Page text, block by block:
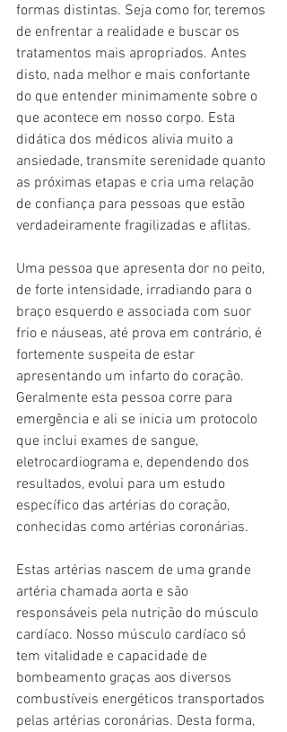
formas distintas. Seja como for, teremos
de enfrentar a realidade e buscar os
tratamentos mais apropriados. Antes
disto, nada melhor e mais confortante
do que entender minimamente sobre o
que acontece em nosso corpo. Esta
didática dos médicos alivia muito a
ansiedade, transmite serenidade quanto
as próximas etapas e cria uma relação
de confiança para pessoas que estão
verdadeiramente fragilizadas e aflitas.
Uma pessoa que apresenta dor no peito,
de forte intensidade, irradiando para o
braço esquerdo e associada com suor
frio e náuseas, até prova em contrário, é
fortemente suspeita de estar
apresentando um infarto do coração.
Geralmente esta pessoa corre para
emergência e ali se inicia um protocolo
que inclui exames de sangue,
eletrocardiograma e, dependendo dos
resultados, evolui para um estudo
específico das artérias do coração,
conhecidas como artérias coronárias.
Estas artérias nascem de uma grande
artéria chamada aorta e são
responsáveis pela nutrição do músculo
cardíaco. Nosso músculo cardíaco só
tem vitalidade e capacidade de
bombeamento graças aos diversos
combustíveis energéticos transportados
pelas artérias coronárias. Desta forma,